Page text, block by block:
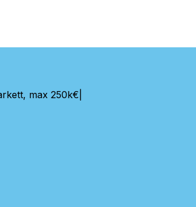
max 250k€